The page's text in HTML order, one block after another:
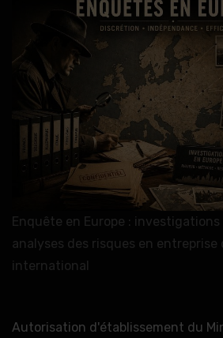
Enquête en Europe :
analyses des risques en
international
Autorisation d'établissement du